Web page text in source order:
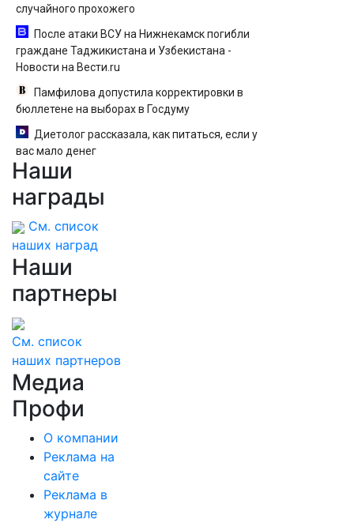
случайного прохожего
После атаки ВСУ на Нижнекамск погибли
граждане Таджикистана и Узбекистана -
Новости на Вести.ru
Памфилова допустила корректировки в
бюллетене на выборах в Госдуму
Диетолог рассказала, как питаться, если у
вас мало денег
Наши
награды
См. список
наших наград
Наши
партнеры
См. список
наших партнеров
Медиа
Профи
О компании
Реклама на
сайте
Реклама в
журнале